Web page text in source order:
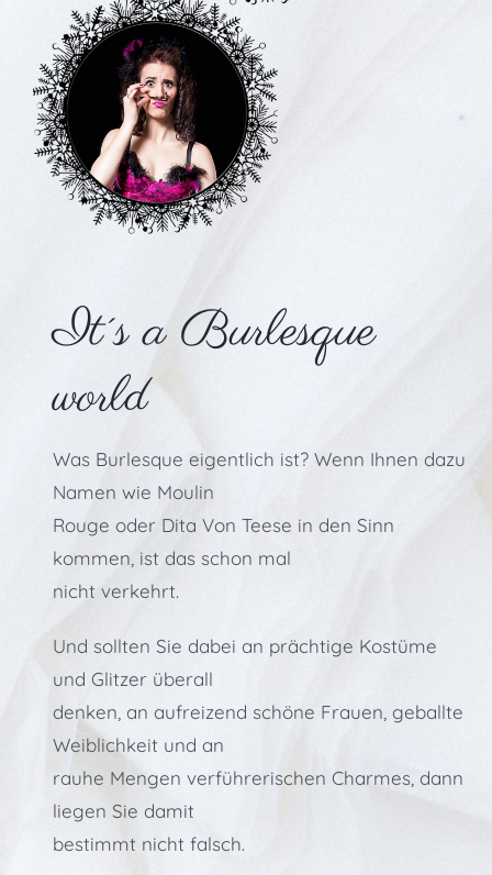
It´s a Burlesque
world
Was Burlesque eigentlich ist? Wenn Ihnen dazu
Namen wie Moulin
Rouge oder Dita Von Teese in den Sinn
kommen, ist das schon mal
nicht verkehrt.
Und sollten Sie dabei an prächtige Kostüme
und Glitzer überall
denken, an aufreizend schöne Frauen, geballte
Weiblichkeit und an
rauhe Mengen verführerischen Charmes, dann
liegen Sie damit
bestimmt nicht falsch.